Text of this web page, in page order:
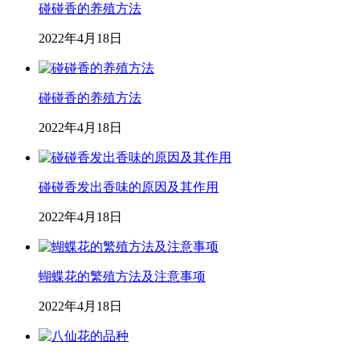
碰碰香的养殖方法
2022年4月18日
碰碰香的养殖方法
2022年4月18日
碰碰香发出香味的原因及其作用
2022年4月18日
蝴蝶花的繁殖方法及注意事项
2022年4月18日